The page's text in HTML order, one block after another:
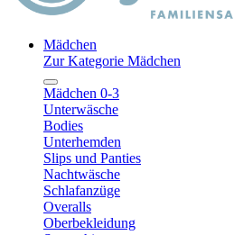
Mädchen
Zur Kategorie Mädchen
Mädchen 0-3
Unterwäsche
Bodies
Unterhemden
Slips und Panties
Nachtwäsche
Schlafanzüge
Overalls
Oberbekleidung